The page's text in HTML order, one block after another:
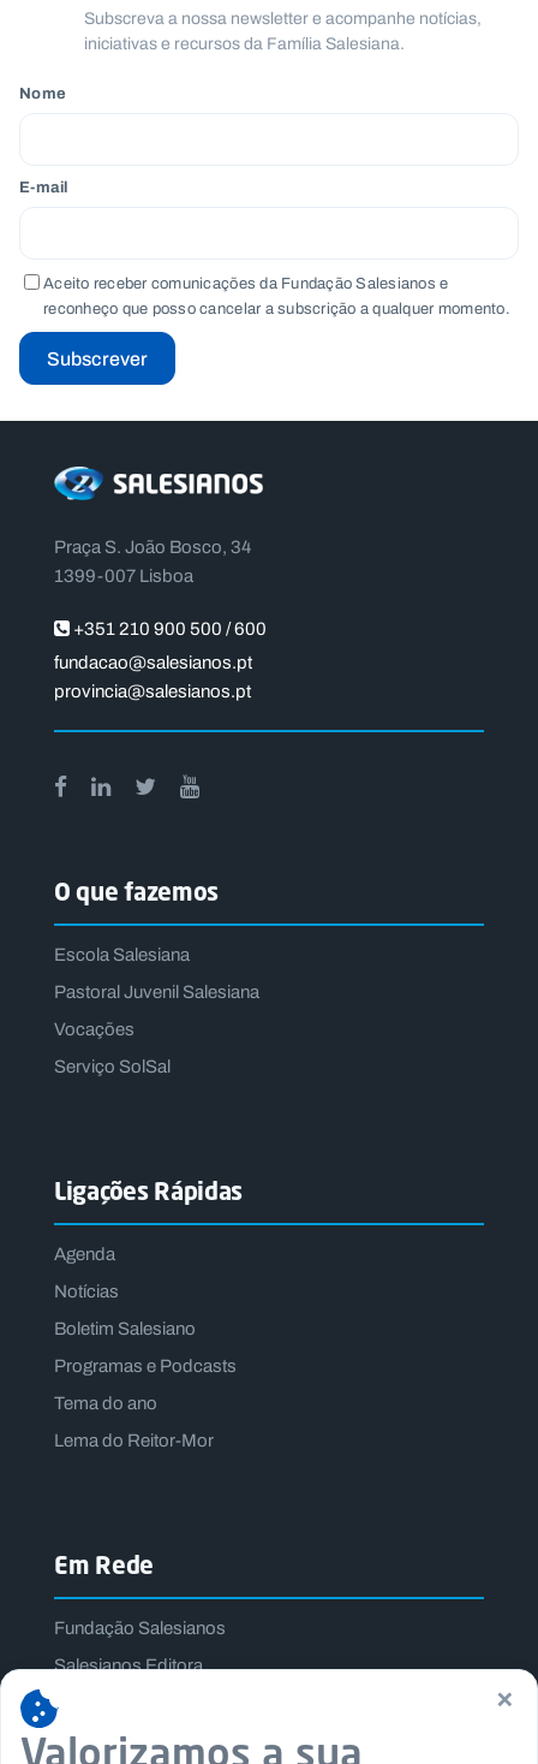
Subscreva a nossa newsletter e acompanhe notícias,
iniciativas e recursos da Família Salesiana.
Nome
E-mail
Aceito receber comunicações da Fundação Salesianos e
reconheço que posso cancelar a subscrição a qualquer momento.
Subscrever
Praça S. João Bosco, 34
1399-007 Lisboa
+351 210 900 500 / 600
fundacao@salesianos.pt
provincia@salesianos.pt
O que fazemos
Escola Salesiana
Pastoral Juvenil Salesiana
Vocações
Serviço SolSal
Ligações Rápidas
Agenda
Notícias
Boletim Salesiano
Programas e Podcasts
Tema do ano
Lema do Reitor-Mor
Em Rede
Fundação Salesianos
Salesianos Editora
Família Salesiana
Missão Dom Bosco
×
Valorizamos a sua